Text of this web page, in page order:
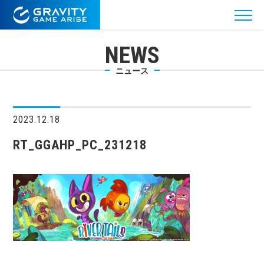
NEWS
ニュース
2023.12.18
RT_GGAHP_PC_231218